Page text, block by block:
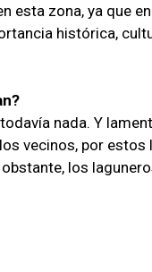
esta zona, ya que
histórica,
todavía nada. Y
vecinos, por estos
los